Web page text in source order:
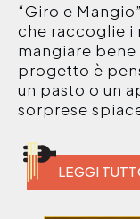
“Giro e
che raccoglie i
mangiare
progetto è
un pasto o un
sorprese
LEGGI